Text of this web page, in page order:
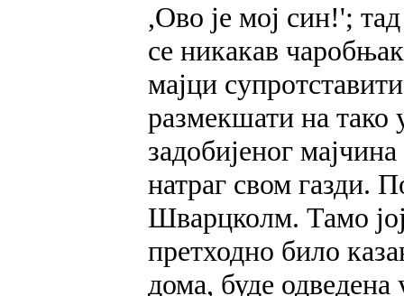
,Ово је мој син!';
се никакав
мајци
размекшати на тако
задобијеног
натраг свом газди.
Шварцколм. Тамо јој
претходно било
дома, буде одведена